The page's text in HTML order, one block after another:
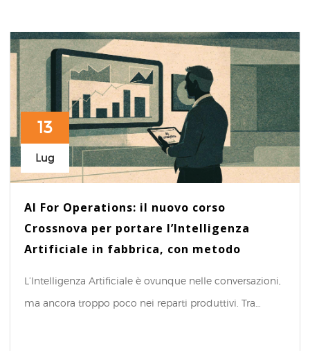
13
Lug
AI For Operations: il nuovo corso
Crossnova per portare l’Intelligenza
Artificiale in fabbrica, con metodo
L’Intelligenza Artificiale è ovunque nelle conversazioni,
ma ancora troppo poco nei reparti produttivi. Tra…